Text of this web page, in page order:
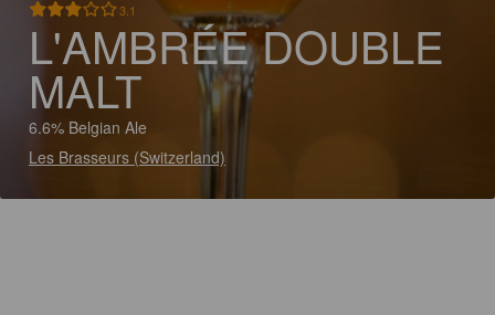
3.1
L'AMBRÉE DOUBLE
MALT
6.6% Belgian Ale
Les Brasseurs (Switzerland)